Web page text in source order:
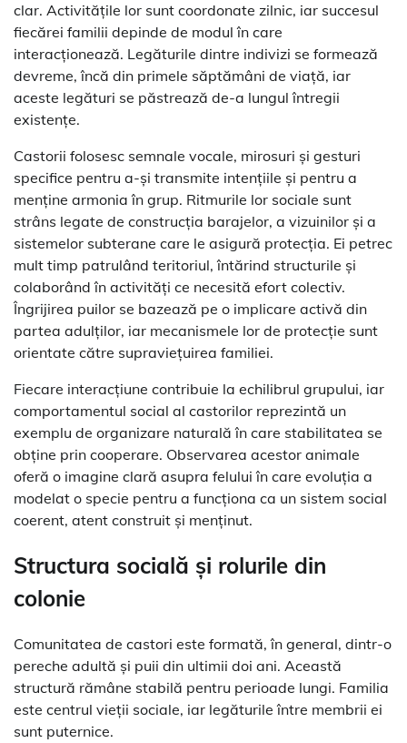
clar. Activitățile lor sunt coordonate zilnic, iar succesul
fiecărei familii depinde de modul în care
interacționează. Legăturile dintre indivizi se formează
devreme, încă din primele săptămâni de viață, iar
aceste legături se păstrează de-a lungul întregii
existențe.
Castorii folosesc semnale vocale, mirosuri și gesturi
specifice pentru a-și transmite intențiile și pentru a
menține armonia în grup. Ritmurile lor sociale sunt
strâns legate de construcția barajelor, a vizuinilor și a
sistemelor subterane care le asigură protecția. Ei petrec
mult timp patrulând teritoriul, întărind structurile și
colaborând în activități ce necesită efort colectiv.
Îngrijirea puilor se bazează pe o implicare activă din
partea adulților, iar mecanismele lor de protecție sunt
orientate către supraviețuirea familiei.
Fiecare interacțiune contribuie la echilibrul grupului, iar
comportamentul social al castorilor reprezintă un
exemplu de organizare naturală în care stabilitatea se
obține prin cooperare. Observarea acestor animale
oferă o imagine clară asupra felului în care evoluția a
modelat o specie pentru a funcționa ca un sistem social
coerent, atent construit și menținut.
Structura socială și rolurile din
colonie
Comunitatea de castori este formată, în general, dintr-o
pereche adultă și puii din ultimii doi ani. Această
structură rămâne stabilă pentru perioade lungi. Familia
este centrul vieții sociale, iar legăturile între membrii ei
sunt puternice.